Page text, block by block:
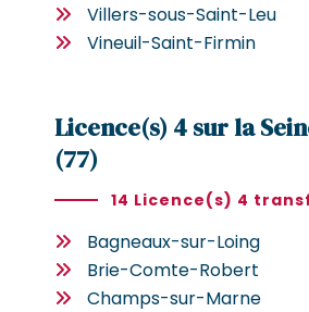
Villers-sous-Saint-Leu
Vineuil-Saint-Firmin
Licence(s) 4 sur la
(77)
14 Licence(s) 4
Bagneaux-sur-Loing
Brie-Comte-Robert
Champs-sur-Marne